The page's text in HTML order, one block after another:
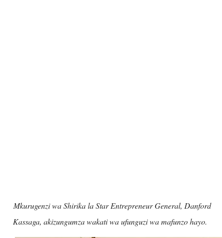
Mkurugenzi wa Shirika la Star Entrepreneur General, Danford
Kassaga, akizungumza wakati wa ufunguzi wa mafunzo hayo.